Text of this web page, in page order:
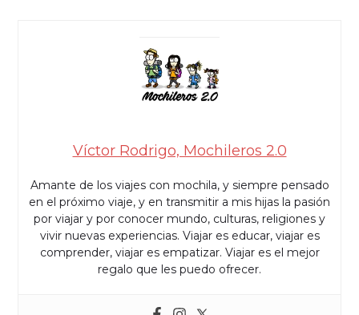
Víctor Rodrigo, Mochileros 2.0
Amante de los viajes con mochila, y siempre pensado
en el próximo viaje, y en transmitir a mis hijas la pasión
por viajar y por conocer mundo, culturas, religiones y
vivir nuevas experiencias. Viajar es educar, viajar es
comprender, viajar es empatizar. Viajar es el mejor
regalo que les puedo ofrecer.